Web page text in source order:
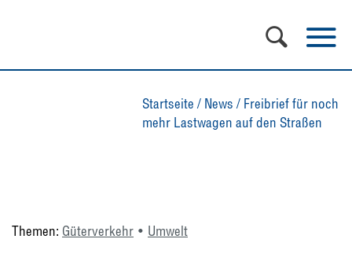
Startseite / News / Freibrief für noch
mehr Lastwagen auf den Straßen
Themen: Güterverkehr Umwelt